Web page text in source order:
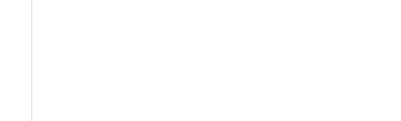
광주↑ VS 트레이드데스크·웬디스↓